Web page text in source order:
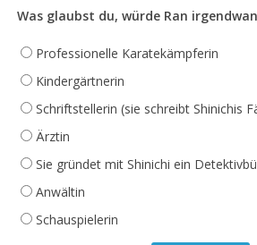
Was glaubst du, würde Ran
Professionelle Karatekämpferin
Kindergärtnerin
Schriftstellerin (sie schreibt Shinichis
Ärztin
Sie gründet mit Shinichi ein
Anwältin
Schauspielerin